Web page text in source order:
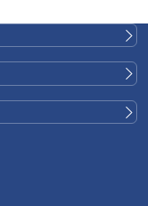
症状 症状因椎间
状包括： 如果不及
可能导致： 椎间盘
通常从病史询问和
方案 对于轻度或
的症状： 如果病
放射性腿痛、睡眠
生可能会建议您进
柱手术。 内镜下椎